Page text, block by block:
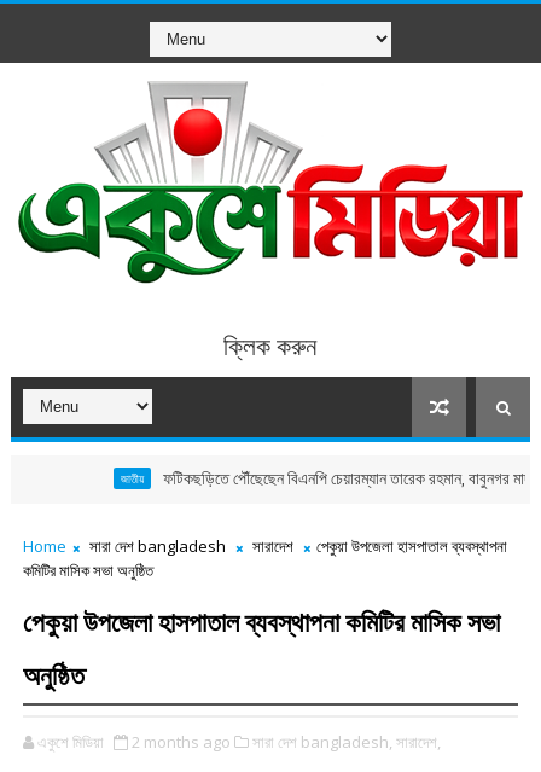
ক্লিক করুন
ফটিকছড়িতে পৌঁছেছেন বিএনপি চেয়ারম্যান তারেক রহমান, বাবুনগর মাদ্রাসার
Home সারা দেশ bangladesh সারাদেশ
পেকুয়া উপজেলা হাসপাতাল ব্যবস্থাপনা
কমিটির মাসিক সভা অনুষ্ঠিত
পেকুয়া উপজেলা হাসপাতাল ব্যবস্থাপনা কমিটির মাসিক সভা
অনুষ্ঠিত
একুশে মিডিয়া 2 months ago সারা দেশ bangladesh, সারাদেশ,